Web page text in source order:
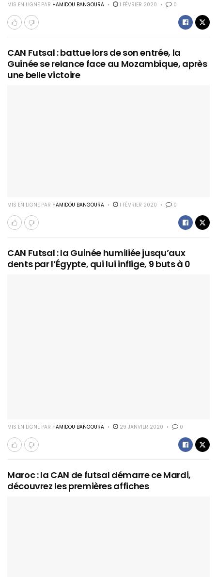
MIS EN LIGNE PAR HAMIDOU BANGOURA 1 FÉVRIER 2020 0
CAN Futsal : battue lors de son entrée, la
Guinée se relance face au Mozambique, après
une belle victoire
MIS EN LIGNE PAR HAMIDOU BANGOURA 1 FÉVRIER 2020 0
CAN Futsal : la Guinée humiliée jusqu’aux
dents par l’Égypte, qui lui inflige, 9 buts à 0
MIS EN LIGNE PAR HAMIDOU BANGOURA 29 JANVIER 2020 0
Maroc : la CAN de futsal démarre ce Mardi,
découvrez les premières affiches